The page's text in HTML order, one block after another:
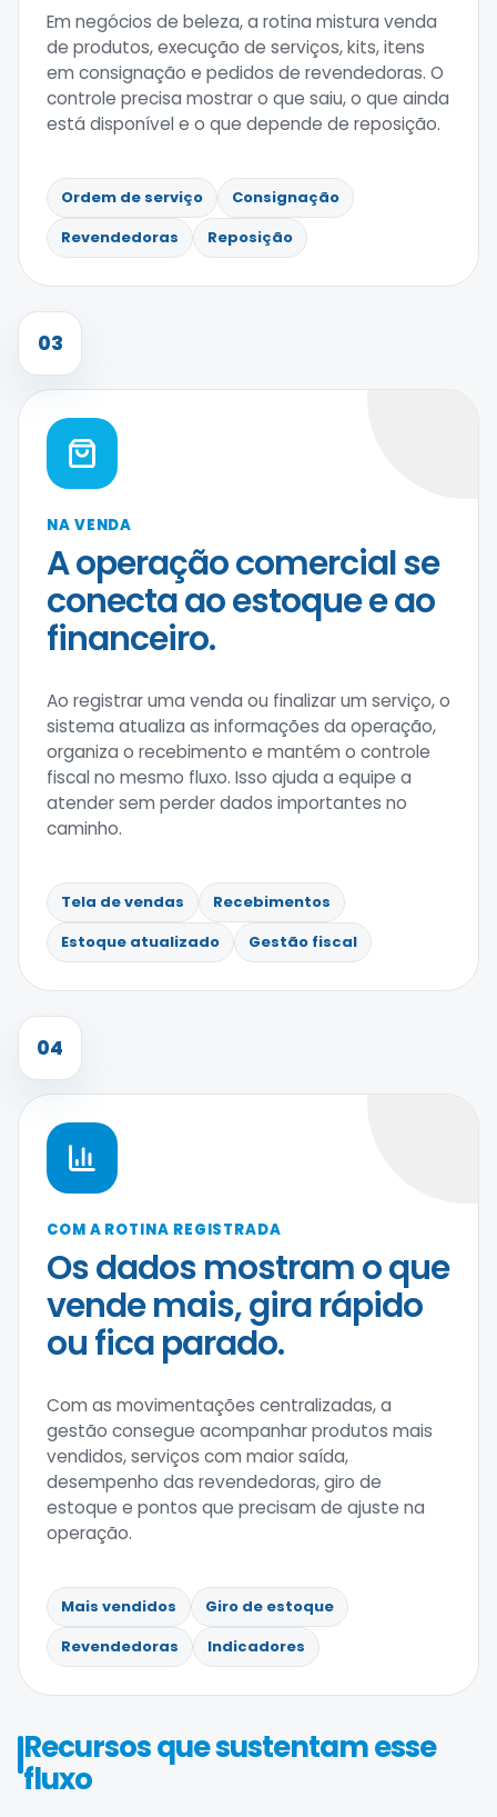
Em negócios de beleza, a rotina mistura venda
de produtos, execução de serviços, kits, itens
em consignação e pedidos de revendedoras. O
controle precisa mostrar o que saiu, o que ainda
está disponível e o que depende de reposição.
Ordem de serviço
Consignação
Revendedoras
Reposição
03
NA VENDA
A operação comercial se
conecta ao estoque e ao
financeiro.
Ao registrar uma venda ou finalizar um serviço, o
sistema atualiza as informações da operação,
organiza o recebimento e mantém o controle
fiscal no mesmo fluxo. Isso ajuda a equipe a
atender sem perder dados importantes no
caminho.
Tela de vendas
Recebimentos
Estoque atualizado
Gestão fiscal
04
COM A ROTINA REGISTRADA
Os dados mostram o que
vende mais, gira rápido
ou fica parado.
Com as movimentações centralizadas, a
gestão consegue acompanhar produtos mais
vendidos, serviços com maior saída,
desempenho das revendedoras, giro de
estoque e pontos que precisam de ajuste na
operação.
Mais vendidos
Giro de estoque
Revendedoras
Indicadores
Recursos que sustentam esse
fluxo